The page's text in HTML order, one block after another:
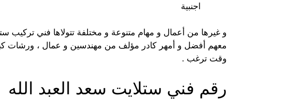
اجنبية
و غيرها من أعمال و مهام متنوعة و مختلفة تتولاها فني تركيب
معهم أفضل و أمهر كادر مؤلف من مهندسين و عمال ، ورشات
وقت ترغب .
رقم فني ستلايت سعد العبد الله